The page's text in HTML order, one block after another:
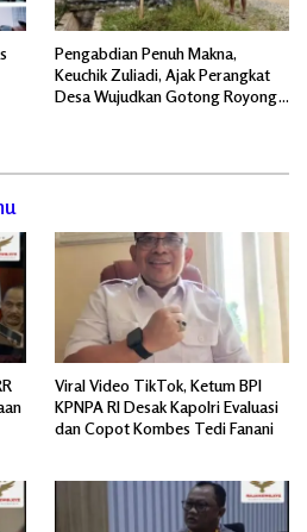
Pengabdian Penuh Makna,
Keuchik Zuliadi, Ajak Perangkat
Desa Wujudkan Gotong Royong,
Viral Video TikTok, Ketum BPI
KPNPA RI Desak Kapolri Evaluasi
dan Copot Kombes Tedi Fanani